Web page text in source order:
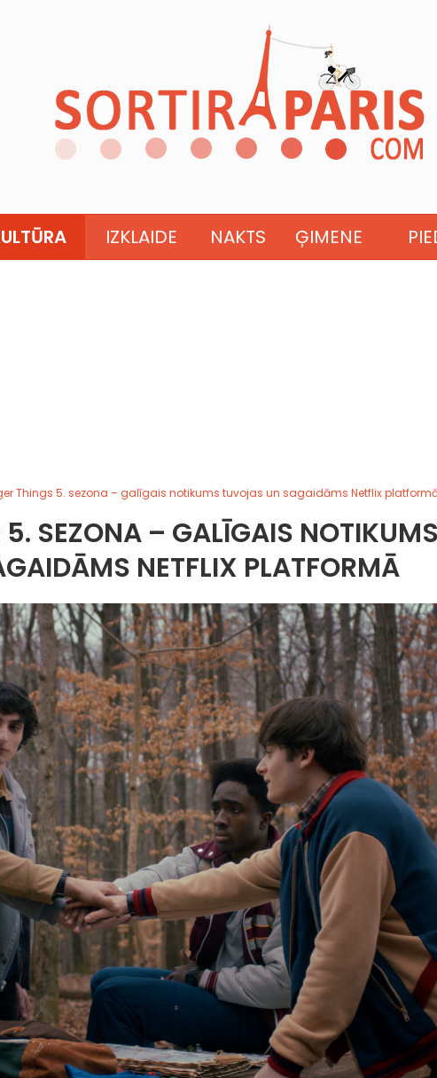
IZKLAIDE NAKTS ĢIMENE
Things 5. sezona – galīgais notikums tuvojas un sagaidāms Netflix
5. SEZONA – GALĪGAIS
NETFLIX PLATFORMĀ